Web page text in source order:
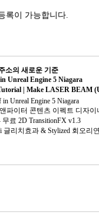
록이 가능합니다.
소의 새로운 기준
Unreal Engine 5 Niagara
| Make LASER BEAM
Unreal Engine 5 Niagara
파이터 콘텐츠 이펙트 디자
료 2D TransitionFX v1.3
글리치효과 & Stylized 회오리